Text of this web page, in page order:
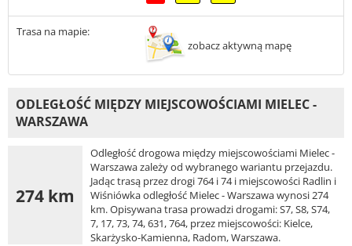
Trasa na mapie:
zobacz aktywną mapę
ODLEGŁOŚĆ MIĘDZY MIEJSCOWOŚCIAMI MIELEC -
WARSZAWA
274 km
Odległość drogowa między miejscowościami Mielec -
Warszawa zależy od wybranego wariantu przejazdu.
Jadąc trasą przez drogi 764 i 74 i miejscowości Radlin i
Wiśniówka odległość Mielec - Warszawa wynosi 274
km. Opisywana trasa prowadzi drogami: S7, S8, S74,
7, 17, 73, 74, 631, 764, przez miejscowości: Kielce,
Skarżysko-Kamienna, Radom, Warszawa.